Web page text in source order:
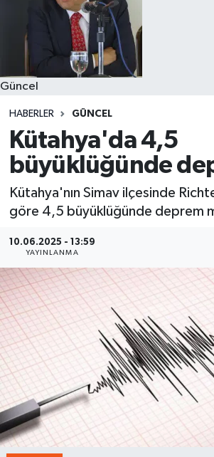
Güncel
HABERLER GÜNCEL
Kütahya'da 4,5
büyüklüğünde
Kütahya'nın Simav ilçesinde
göre 4,5 büyüklüğünde deprem
10.06.2025 - 13:59
YAYINLANMA